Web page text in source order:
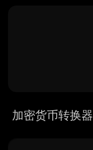
加密货币转换器